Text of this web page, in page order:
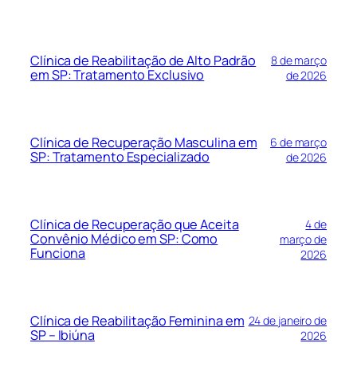
Clínica de Reabilitação de Alto Padrão
em SP: Tratamento Exclusivo
8 de março
de 2026
Clínica de Recuperação Masculina em
SP: Tratamento Especializado
6 de março
de 2026
Clínica de Recuperação que Aceita
Convênio Médico em SP: Como
Funciona
4 de
março de
2026
Clínica de Reabilitação Feminina em
SP – Ibiúna
24 de janeiro de
2026